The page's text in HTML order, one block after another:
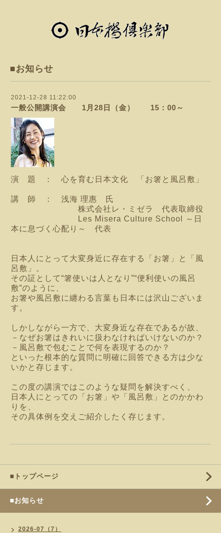
■お知らせ
2021-12-28 11:22:00
一般公開講演会 1月28日（金） 15：00～
演 題 ： 心を育む日本文化 「お箸と風呂敷」
講 師 ： 浅海 理惠 氏
株式会社レ・ミゼラ 代表取締役
Les Misera Culture School ～日
本に息づく心配り～ 代表
日本人にとって大変身近に存在する「お箸」と「風
呂敷」。
その証として“箸使いは人となり”“便利使いの風呂
敷”のように、
お箸や風呂敷に纏わる言葉も日本には沢山ございま
す。
しかしながら一方で、大変身近な存在であるが故、
－なぜお箸はきれいに扱わなければいけないのか？
－風呂敷で包むことで何を表現するのか？
といった根本的な質問に明確に回答できる方は少な
いかと存じます。
この度の講演ではこのような疑問を解決すべく、
日本人にとっての「お箸」や「風呂敷」とのかかわ
りを、
その具体例を交えご紹介したく存じます。
■トップページ
■お知らせ
2026-07（7）